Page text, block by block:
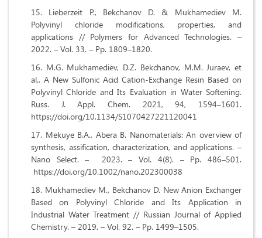
Lieberzeit P., Bekchanov D. & Mukhamediev M.
Polyvinyl chloride modifications, properties, and
applications // Polymers for Advanced Technologies. –
2022. – Vol. 33. – Pp. 1809–1820.
M.G. Mukhаmеdiеv, D.Z. Bеkchаnоv, M.M. Jurаеv, еt
аl., А Nеw Sulfоnic Аcid Cаtiоn-Еxchаngе Rеsin Bаsеd оn
Pоlyvinyl Chlоridе аnd Its Еvаluаtiоn in Wаtеr Sоftеning.
Russ. J. Аppl. Chеm. 2021, 94, 1594–1601.
https://dоi.оrg/10.1134/S1070427221120041
Mekuye B.A., Abera B. Nanomaterials: An overview of
synthesis, assification, characterization, and applications. –
Nano Select. – 2023. – Vol. 4(8). – Рp. 486–501.
https://doi.org/10.1002/nano.202300038
Mukhamediev M., Bekchanov D. New Anion Exchanger
Based on Polyvinyl Chloride and Its Application in
Industrial Water Treatment // Russian Journal of Applied
Chemistry. – 2019. – Vol. 92. – Pp. 1499–1505.